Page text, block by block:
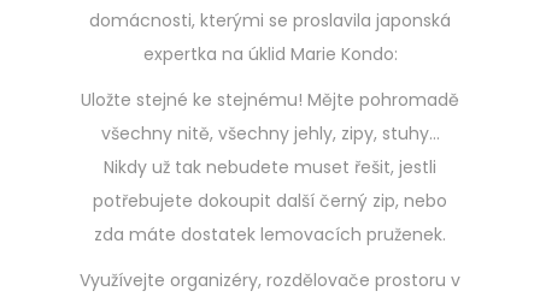
domácnosti, kterými se proslavila japonská
expertka na úklid Marie Kondo:
Uložte stejné ke stejnému! Mějte pohromadě
všechny nitě, všechny jehly, zipy, stuhy…
Nikdy už tak nebudete muset řešit, jestli
potřebujete dokoupit další černý zip, nebo
zda máte dostatek lemovacích pruženek.
Využívejte organizéry, rozdělovače prostoru v